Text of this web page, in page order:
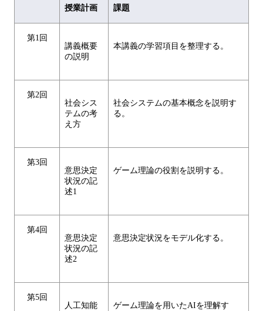
授業計画 課題
第1回
講義概要
の説明
本講義の学習項目を整理する。
第2回
社会シス
テムの考
え方
社会システムの基本概念を説明す
る。
第3回
意思決定
状況の記
述1
ゲーム理論の役割を説明する。
第4回
意思決定
状況の記
述2
意思決定状況をモデル化する。
第5回
人工知能
ゲーム理論を用いたAIを理解す